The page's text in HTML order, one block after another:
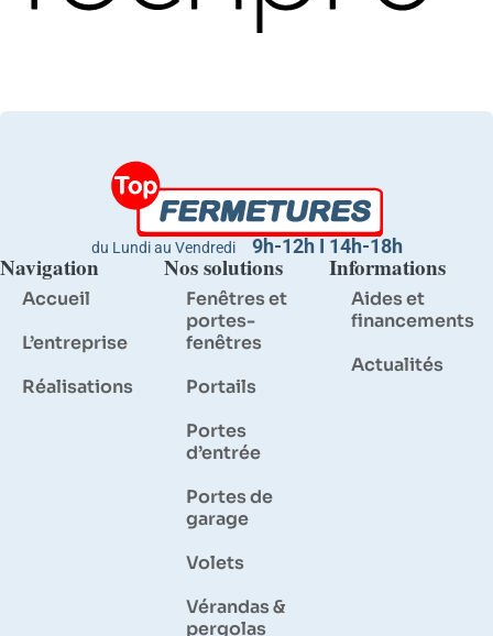
du Lundi au Vendredi 9h-12h I 14h-18h
Navigation
Accueil
L’entreprise
Réalisations
Nos solutions
Fenêtres et
portes-
fenêtres
Portails
Portes
d’entrée
Portes de
garage
Volets
Vérandas &
pergolas
Informations
Aides et
financements
Actualités